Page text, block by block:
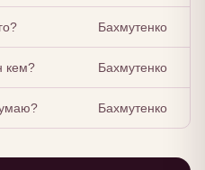
Бахмутенко
кем? Бахмутенко
Бахмутенко